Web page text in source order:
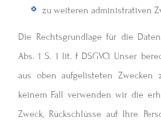
zu weiteren administrativen
Die Rechtsgrundlage für die
Abs. 1 S. 1 lit. f DSGVO. Unser
aus oben aufgelisteten Zwecken
keinem Fall verwenden wir die
Zweck, Rückschlüsse auf Ihre